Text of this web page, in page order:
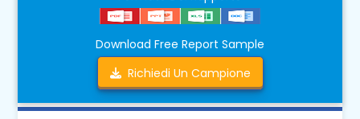
Download Free Report Sample
Richiedi Un Campione